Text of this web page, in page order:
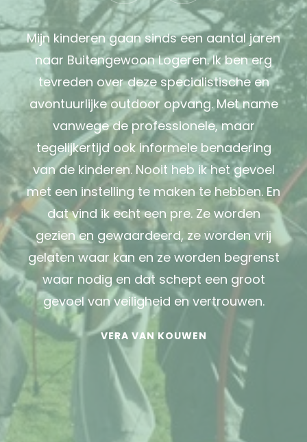
Mijn kinderen gaan sinds een aantal jaren
naar Buitengewoon Logeren. Ik ben erg
tevreden over deze specialistische en
avontuurlijke outdoor opvang. Met name
vanwege de professionele, maar
tegelijkertijd ook informele benadering
van de kinderen. Nooit heb ik het gevoel
met een instelling te maken te hebben. En
dat vind ik echt een pre. Ze worden
gezien en gewaardeerd, ze worden vrij
gelaten waar kan en ze worden begrenst
waar nodig en dat schept een groot
gevoel van veiligheid en vertrouwen.
VERA VAN KOUWEN